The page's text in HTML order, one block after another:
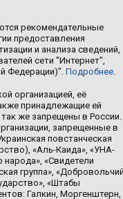
рекомендательные
предоставления
и анализа сведений,
сети "Интернет",
Федерации)". Подробнее.
организацией, её
принадлежащие ей
же запрещены в России.
запрещенные в
повстанческая
«Аль-Каида», «УНА-
«Свидетели
группа»,
«Штабы
Галкин, Моргенштерн,